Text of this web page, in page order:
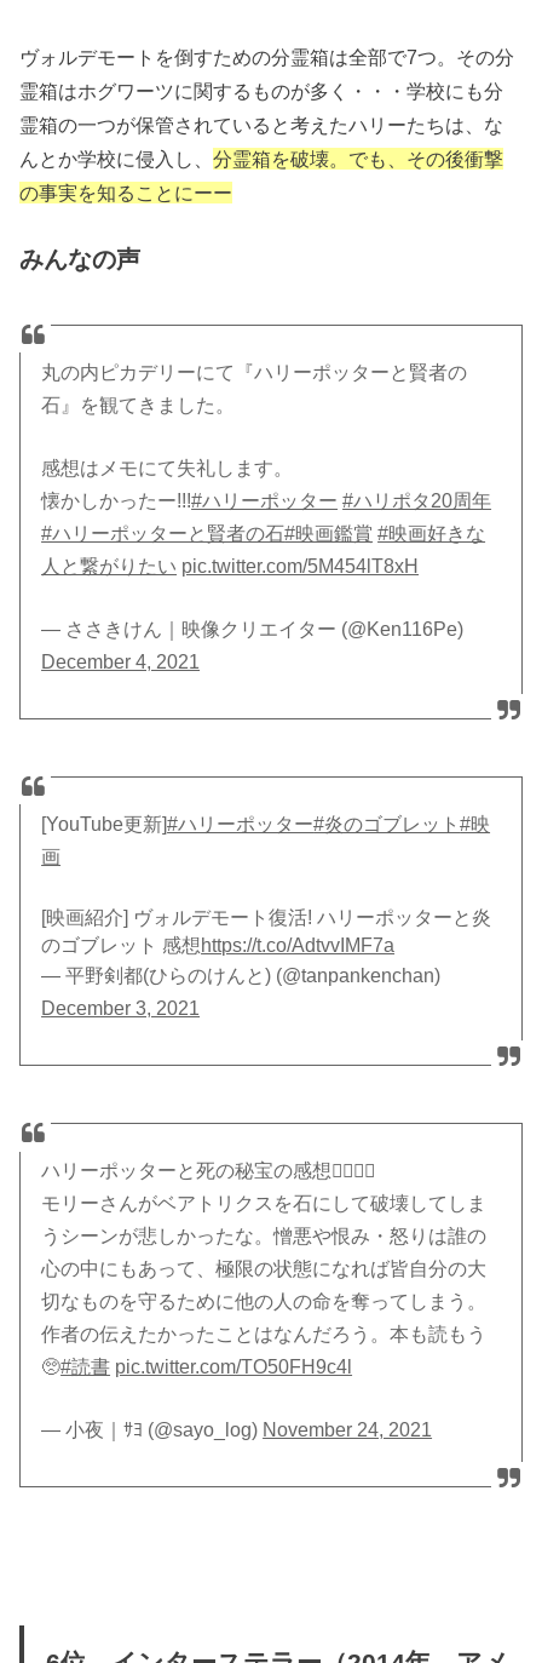
ヴォルデモートを倒すための分霊箱は全部で7つ。その分
霊箱はホグワーツに関するものが多く・・・学校にも分
霊箱の一つが保管されていると考えたハリーたちは、な
んとか学校に侵入し、分霊箱を破壊。でも、その後衝撃
の事実を知ることにーー
みんなの声
丸の内ピカデリーにて『ハリーポッターと賢者の
石』を観てきました。
感想はメモにて失礼します。
懐かしかったー!!!#ハリーポッター #ハリポタ20周年
#ハリーポッターと賢者の石#映画鑑賞 #映画好きな
人と繋がりたい pic.twitter.com/5M454lT8xH
— ささきけん｜映像クリエイター (@Ken116Pe)
December 4, 2021
[YouTube更新]#ハリーポッター#炎のゴブレット#映
画
[映画紹介] ヴォルデモート復活! ハリーポッターと炎
のゴブレット 感想https://t.co/AdtvvIMF7a
— 平野剣都(ひらのけんと) (@tanpankenchan)
December 3, 2021
ハリーポッターと死の秘宝の感想🧚🏻‍♀️✨
モリーさんがベアトリクスを石にして破壊してしま
うシーンが悲しかったな。憎悪や恨み・怒りは誰の
心の中にもあって、極限の状態になれば皆自分の大
切なものを守るために他の人の命を奪ってしまう。
作者の伝えたかったことはなんだろう。本も読もう
🥺#読書 pic.twitter.com/TO50FH9c4l
— 小夜｜ｻﾖ (@sayo_log) November 24, 2021